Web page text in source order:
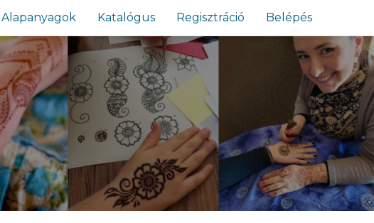
Alapanyagok Katalógus Regisztráció Belépés